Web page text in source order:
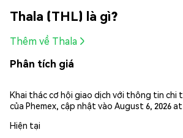
Thala (THL) là gì?
Thêm về Thala
Phân tích giá
Khai thác cơ hội giao dịch với thông tin
của Phemex, cập nhật vào August 6, 2026 at
Hiện tại